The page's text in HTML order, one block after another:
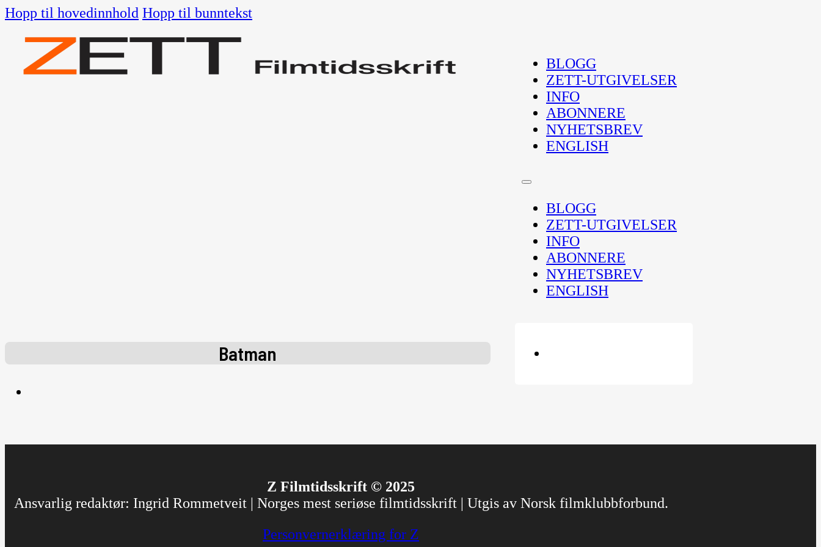
Hopp til hovedinnhold Hopp til bunntekst
BLOGG
ZETT-UTGIVELSER
INFO
ABONNERE
NYHETSBREV
ENGLISH
BLOGG
ZETT-UTGIVELSER
INFO
ABONNERE
NYHETSBREV
ENGLISH
Batman
Z Filmtidsskrift © 2025
Ansvarlig redaktør: Ingrid Rommetveit | Norges mest seriøse filmtidsskrift | Utgis av Norsk filmklubbforbund.
Personvernerklæring for Z